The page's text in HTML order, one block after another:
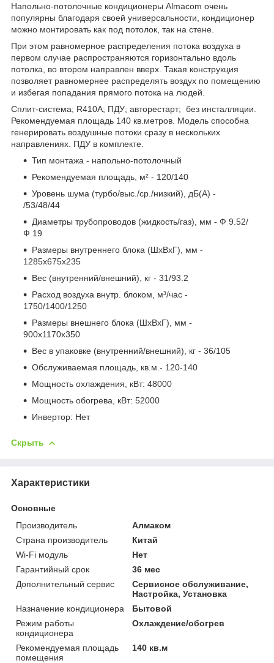
Напольно-потолочные кондиционеры Almacom очень
популярны благодаря своей универсальности, кондиционер
можно монтировать как под потолок, так на стене.
При этом равномерное распределения потока воздуха в
первом случае распространяются горизонтально вдоль
потолка, во втором направлен вверх. Такая конструкция
позволяет равномернее распределять воздух по помещению
и избегая попадания прямого потока на людей.
Сплит-система; R410А; ПДУ; авторестарт; без инсталляции.
Рекомендуемая площадь 140 кв.метров. Модель способна
генерировать воздушные потоки сразу в нескольких
направлениях. ПДУ в комплекте.
Тип монтажа - напольно-потолочный
Рекомендуемая площадь, м² - 120/140
Уровень шума (турбо/выс./ср./низкий), дБ(А) -
/53/48/44
Диаметры трубопроводов (жидкость/газ), мм - Ф 9.52/
Ф 19
Размеры внутреннего блока (ШхВхГ), мм -
1285х675х235
Вес (внутренний/внешний), кг - 31/93.2
Расход воздуха внутр. блоком, м³/час -
1750/1400/1250
Размеры внешнего блока (ШхВхГ), мм -
900х1170х350
Вес в упаковке (внутренний/внешний), кг - 36/105
Обслуживаемая площадь, кв.м.- 120-140
Мощность охлаждения, кВт: 48000
Мощность обогрева, кВт: 52000
Инвертор: Нет
Скрыть
Характеристики
Основные
Производитель
Алмаком
Страна производитель
Китай
Wi-Fi модуль
Нет
Гарантийный срок
36 мес
Дополнительный сервис
Сервисное обслуживание,
Настройка, Установка
Назначение кондиционера
Бытовой
Режим работы
кондиционера
Охлаждение/обогрев
Рекомендуемая площадь
помещения
140 кв.м